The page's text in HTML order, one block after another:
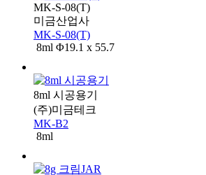
MK-S-08(T)
미금산업사
MK-S-08(T)
8ml Φ19.1 x 55.7
8ml 시공용기
(주)미금테크
MK-B2
8ml